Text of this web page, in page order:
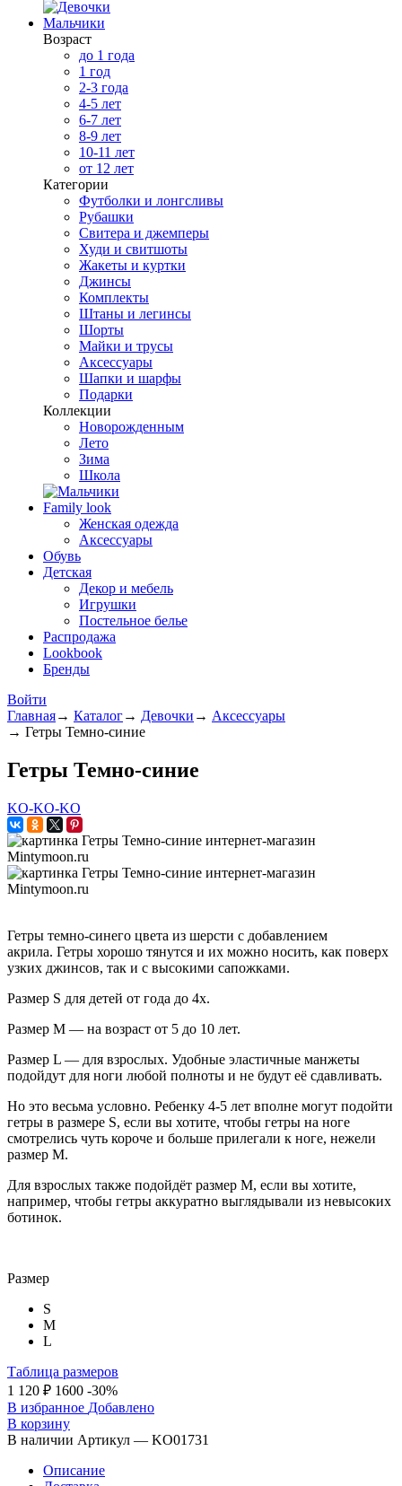
Мальчики
Возраст
до 1 года
1 год
2-3 года
4-5 лет
6-7 лет
8-9 лет
10-11 лет
от 12 лет
Категории
Футболки и лонгсливы
Рубашки
Свитера и джемперы
Худи и свитшоты
Жакеты и куртки
Джинсы
Комплекты
Штаны и легинсы
Шорты
Майки и трусы
Аксессуары
Шапки и шарфы
Подарки
Коллекции
Новорожденным
Лето
Зима
Школа
Family look
Женская одежда
Аксессуары
Обувь
Детская
Декор и мебель
Игрушки
Постельное белье
Распродажа
Lookbook
Бренды
Войти
Главная→ Каталог→ Девочки → Аксессуары
→ Гетры Темно-синие
Гетры Темно-синие
KO-KO-KO
Гетры темно-синего цвета из шерсти с добавлением
акрила. Гетры хорошо тянутся и их можно носить, как поверх
узких джинсов, так и с высокими сапожками.
Размер S для детей от года до 4х.
Размер М — на возраст от 5 до 10 лет.
Размер L — для взрослых. Удобные эластичные манжеты
подойдут для ноги любой полноты и не будут её сдавливать.
Но это весьма условно. Ребенку 4-5 лет вполне могут подойти
гетры в размере S, если вы хотите, чтобы гетры на ноге
смотрелись чуть короче и больше прилегали к ноге, нежели
размер M.
Для взрослых также подойдёт размер М, если вы хотите,
например, чтобы гетры аккуратно выглядывали из невысоких
ботинок.
Размер
S
M
L
Таблица размеров
1 120 ₽ 1600 -30%
В избранное Добавлено
В корзину
В наличии Артикул — KO01731
Описание